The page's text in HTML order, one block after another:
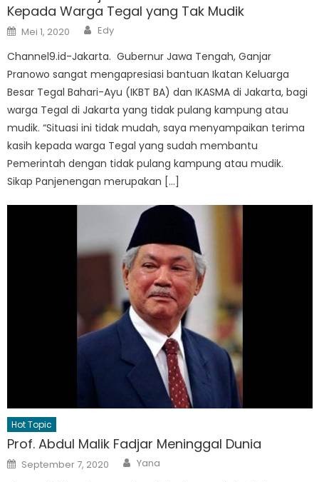
Kepada Warga Tegal yang Tak Mudik
Posted
on
Mei 1, 2020 Author
Edy
Channel9.id-Jakarta. Gubernur Jawa Tengah, Ganjar
Pranowo sangat mengapresiasi bantuan Ikatan Keluarga
Besar Tegal Bahari-Ayu (IKBT BA) dan IKASMA di Jakarta, bagi
warga Tegal di Jakarta yang tidak pulang kampung atau
mudik. “Situasi ini tidak mudah, saya menyampaikan terima
kasih kepada warga Tegal yang sudah membantu
Pemerintah dengan tidak pulang kampung atau mudik.
Sikap Panjenengan merupakan […]
Hot Topic
Prof. Abdul Malik Fadjar Meninggal Dunia
Posted
on
September 7, 2020 Author
Yana